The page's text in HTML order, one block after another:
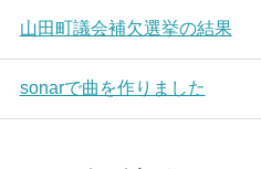
山田町議会補欠選挙の結果
sonarで曲を作りました